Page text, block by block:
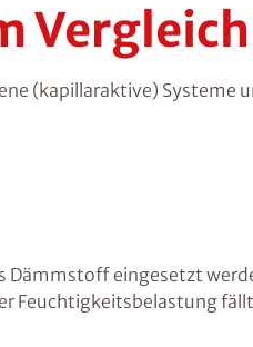
Vergleich
(kapillaraktive) Systeme
Dämmstoff eingesetzt
Feuchtigkeitsbelastung